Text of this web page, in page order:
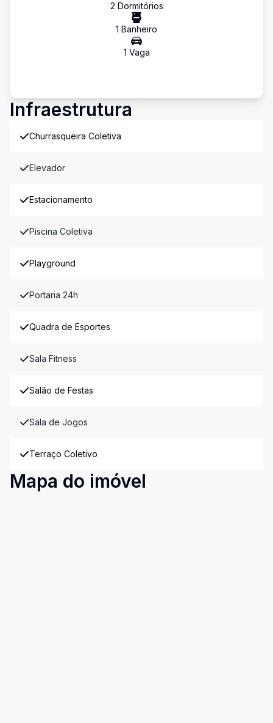
2 Dormitórios
1 Banheiro
1 Vaga
Infraestrutura
Churrasqueira Coletiva
Elevador
Estacionamento
Piscina Coletiva
Playground
Portaria 24h
Quadra de Esportes
Sala Fitness
Salão de Festas
Sala de Jogos
Terraço Coletivo
Mapa do imóvel